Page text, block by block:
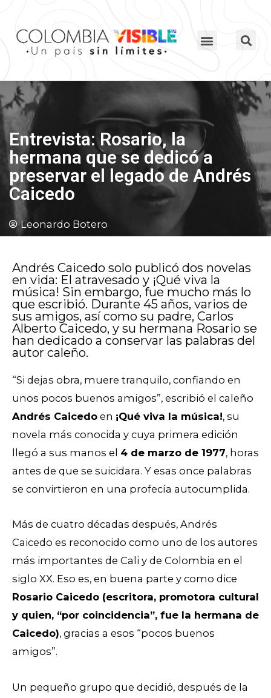
Entrevista: Rosario, la
hermana que se dedicó a
preservar el legado de Andrés
Caicedo
Leonardo Botero
Andrés Caicedo solo publicó dos novelas
en vida: El atravesado y ¡Qué viva la
música! Sin embargo, fue mucho más lo
que escribió. Durante 45 años, varios de
sus amigos, así como su padre, Carlos
Alberto Caicedo, y su hermana Rosario se
han dedicado a conservar las palabras del
autor caleño.
“Si dejas obra, muere tranquilo, confiando en
unos pocos buenos amigos”, escribió el caleño
Andrés Caicedo en ¡Qué viva la música!, su
novela más conocida y cuya primera edición
llegó a sus manos el 4 de marzo de 1977, horas
antes de que se suicidara. Y esas once palabras
se convirtieron en una profecía autocumplida.
Más de cuatro décadas después, Andrés
Caicedo es reconocido como uno de los autores
más importantes de Cali y de Colombia en el
siglo XX. Eso es, en buena parte y como dice
Rosario Caicedo (escritora, promotora cultural
y quien, “por coincidencia”, fue la hermana de
Caicedo), gracias a esos “pocos buenos
amigos”.
Un pequeño grupo que decidió, después de la